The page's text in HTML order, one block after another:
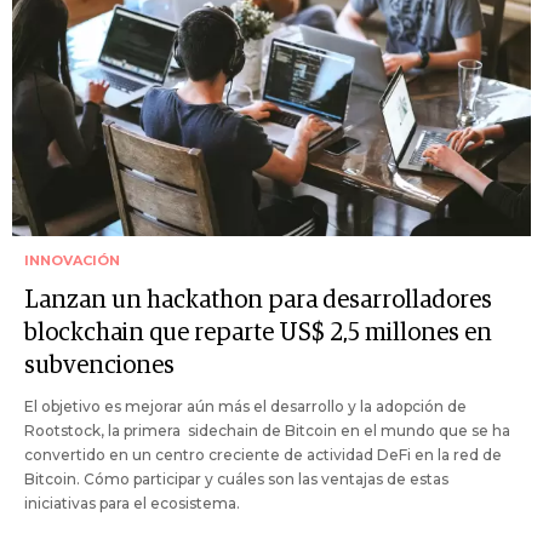
INNOVACIÓN
Lanzan un hackathon para desarrolladores
blockchain que reparte US$ 2,5 millones en
subvenciones
El objetivo es mejorar aún más el desarrollo y la adopción de
Rootstock, la primera sidechain de Bitcoin en el mundo que se ha
convertido en un centro creciente de actividad DeFi en la red de
Bitcoin. Cómo participar y cuáles son las ventajas de estas
iniciativas para el ecosistema.